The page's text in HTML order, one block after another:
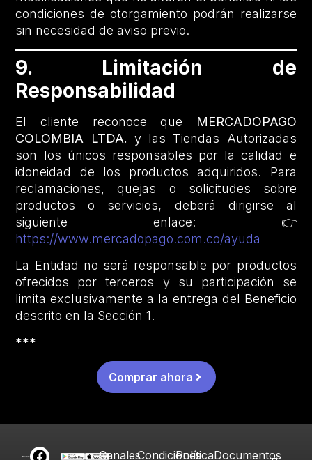
condiciones de otorgamiento podrán realizarse
sin necesidad de aviso previo.
9. Limitación de
Responsabilidad
El cliente reconoce que
MERCADOPAGO
COLOMBIA LTDA. y las Tiendas Autorizadas
son los únicos responsables por la calidad e
idoneidad de los productos adquiridos. Para
reclamaciones, quejas o solicitudes sobre
productos o servicios, deberá dirigirse al
siguiente enlace: 👉
https://www.mercadopago.com.co/ayuda
La Entidad no será responsable por productos
ofrecidos por terceros y su participación se
limita exclusivamente a la entrega del Beneficio
descrito en la Sección 1.
***
Comprar ahora
CanalesCondiciones
PolíticaDocumentos